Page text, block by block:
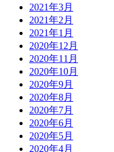
2021年3月
2021年2月
2021年1月
2020年12月
2020年11月
2020年10月
2020年9月
2020年8月
2020年7月
2020年6月
2020年5月
2020年4月